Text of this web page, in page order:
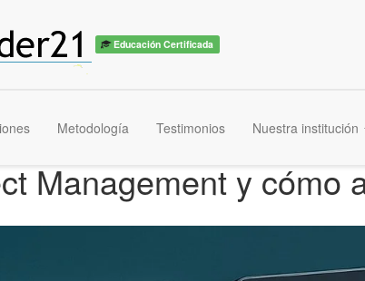
Educación Certificada
Metodología Testimonios Nuestra institución
Management y cómo